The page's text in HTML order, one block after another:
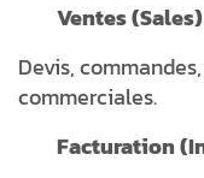
Ventes (Sales)
Devis,
commerciales.
Facturation